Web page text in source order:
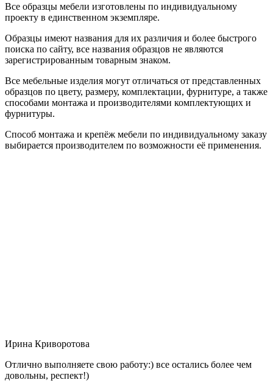
Все образцы мебели изготовлены по индивидуальному
проекту в единственном экземпляре.
Образцы имеют названия для их различия и более быстрого
поиска по сайту, все названия образцов не являются
зарегистрированным товарным знаком.
Все мебельные изделия могут отличаться от представленных
образцов по цвету, размеру, комплектации, фурнитуре, а также
способами монтажа и производителями комплектующих и
фурнитуры.
Способ монтажа и крепёж мебели по индивидуальному заказу
выбирается производителем по возможности её применения.
Ирина Криворотова
Отлично выполняете свою работу:) все остались более чем
довольны, респект!)